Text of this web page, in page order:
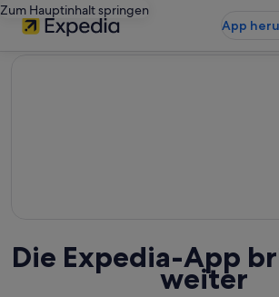
Zum Hauptinhalt springen
App
Die Expedia-App
weiter